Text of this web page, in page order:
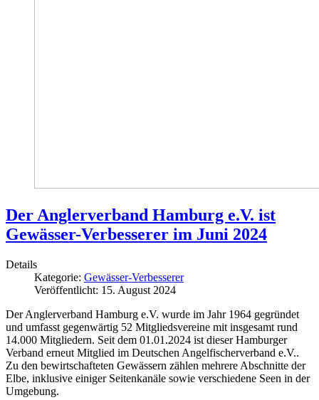
Der Anglerverband Hamburg e.V. ist
Gewässer-Verbesserer im Juni 2024
Details
Kategorie: Gewässer-Verbesserer
Veröffentlicht: 15. August 2024
Der Anglerverband Hamburg e.V. wurde im Jahr 1964 gegründet
und umfasst gegenwärtig 52 Mitgliedsvereine mit insgesamt rund
14.000 Mitgliedern. Seit dem 01.01.2024 ist dieser Hamburger
Verband erneut Mitglied im Deutschen Angelfischerverband e.V..
Zu den bewirtschafteten Gewässern zählen mehrere Abschnitte der
Elbe, inklusive einiger Seitenkanäle sowie verschiedene Seen in der
Umgebung.